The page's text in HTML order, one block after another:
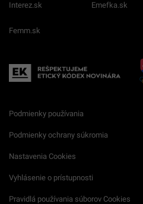
Interez.sk Emefka.sk
Femm.sk
Podmienky používania
Podmienky ochrany súkromia
Nastavenia Cookies
Vyhlásenie o prístupnosti
Pravidlá používania súborov Cookies